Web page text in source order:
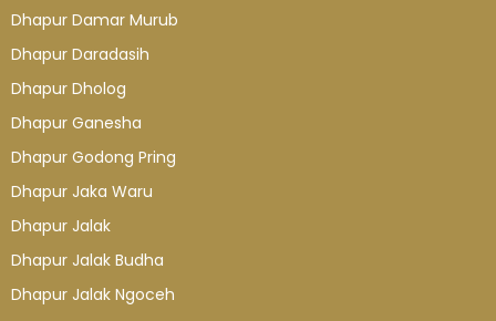
Dhapur Damar Murub
Dhapur Daradasih
Dhapur Dholog
Dhapur Ganesha
Dhapur Godong Pring
Dhapur Jaka Waru
Dhapur Jalak
Dhapur Jalak Budha
Dhapur Jalak Ngoceh